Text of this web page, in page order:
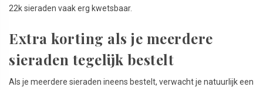
22k sieraden vaak erg kwetsbaar.
Extra korting als je meerdere
sieraden tegelijk bestelt
Als je meerdere sieraden ineens bestelt, verwacht je natuurlijk een